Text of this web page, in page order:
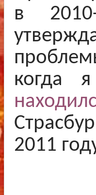
в
когда
2011